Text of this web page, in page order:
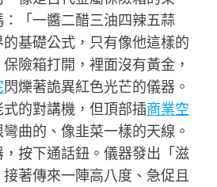
「一醬二醋三油四辣五蒜
基礎公式，只有像他這樣的
險箱打開，裡面沒有黃金，
閃爍著詭異紅色光芒的儀器。
的對講機，但頂部插商業空
曲的、像韭菜一樣的天線。
按下通話鈕。儀器發出「滋
著傳來一陣高八度、急促且